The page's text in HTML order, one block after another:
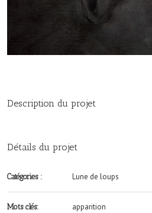
Description du projet
Détails du projet
Catégories : Lune de loups
Mots clés:
apparition